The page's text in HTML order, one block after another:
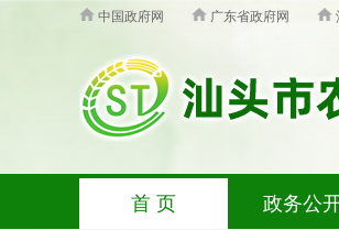
中国政府网 广东省政府网
首 页 政务公